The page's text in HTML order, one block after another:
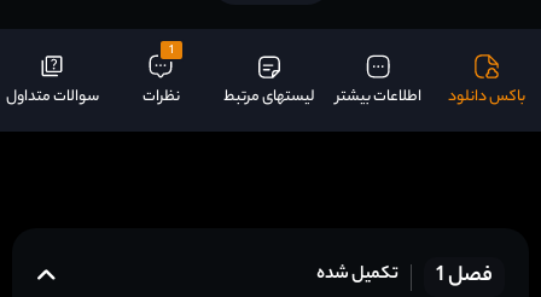
باکس دانلود اطلاعات بیشتر لیستهای مرتبط
1
نظرات سوالات متداول
فصل 1 تکمیل شده